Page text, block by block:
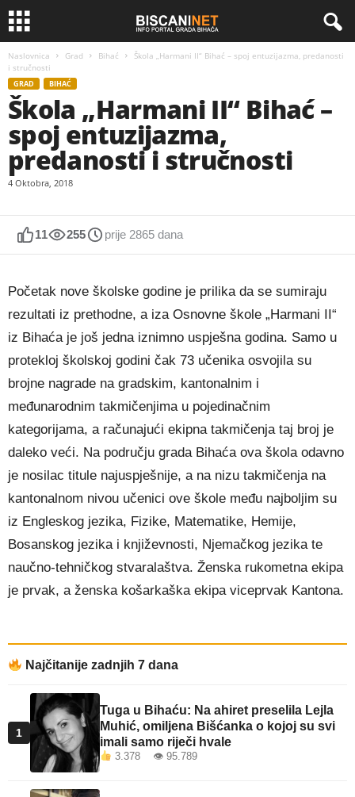
Naslovnica Grad Bihać
Škola „Harmani II“ Bihać – spoj entuzijazma, predanosti
i stručnosti
GRAD BIHAĆ
Škola „Harmani II“ Bihać –
spoj entuzijazma,
predanosti i stručnosti
4 Oktobra, 2018
11 255 prije 2865 dana
Početak nove školske godine je prilika da se sumiraju
rezultati iz prethodne, a iza Osnovne škole „Harmani II“
iz Bihaća je još jedna iznimno uspješna godina. Samo u
protekloj školskoj godini čak 73 učenika osvojila su
brojne nagrade na gradskim, kantonalnim i
međunarodnim takmičenjima u pojedinačnim
kategorijama, a računajući ekipna takmičenja taj broj je
daleko veći. Na području grada Bihaća ova škola odavno
je nosilac titule najuspješnije, a na nizu takmičenja na
kantonalnom nivou učenici ove škole među najboljim su
iz Engleskog jezika, Fizike, Matematike, Hemije,
Bosanskog jezika i književnosti, Njemačkog jezika te
naučno-tehničkog stvaralaštva. Ženska rukometna ekipa
je prvak, a ženska košarkaška ekipa viceprvak Kantona.
Najčitanije zadnjih 7 dana
1
Tuga u Bihaću: Na ahiret preselila Lejla
Muhić, omiljena Bišćanka o kojoj su svi
imali samo riječi hvale
3.378 👁 95.789